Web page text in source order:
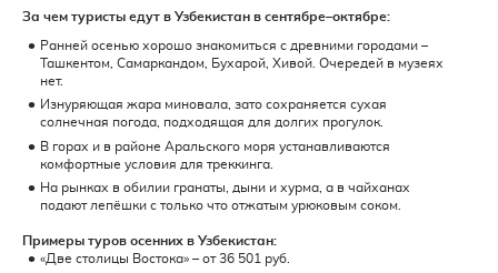
За чем туристы едут в Узбекистан в сентябре–октябре:
Ранней осенью хорошо знакомиться с древними городами –
Ташкентом, Самаркандом, Бухарой, Хивой. Очередей в музеях
нет.
Изнуряющая жара миновала, зато сохраняется сухая
солнечная погода, подходящая для долгих прогулок.
В горах и в районе Аральского моря устанавливаются
комфортные условия для треккинга.
На рынках в обилии гранаты, дыни и хурма, а в чайханах
подают лепёшки с только что отжатым урюковым соком.
Примеры туров осенних в Узбекистан:
«Две столицы Востока» – от 36 501 руб.